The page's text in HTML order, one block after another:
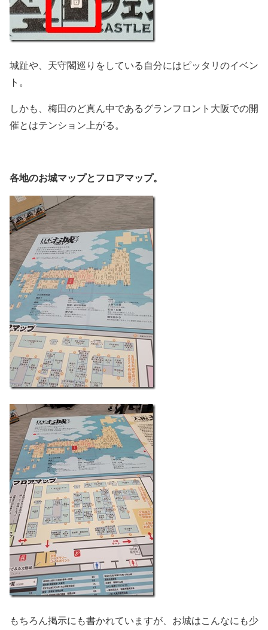
城趾や、天守閣巡りをしている自分にはピッタリのイベン
ト。
しかも、梅田のど真ん中であるグランフロント大阪での開
催とはテンション上がる。
各地のお城マップとフロアマップ。
もちろん掲示にも書かれていますが、お城はこんなにも少